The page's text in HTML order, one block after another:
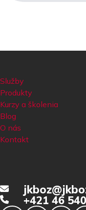
Služby
Produkty
Kurzy a školenia
Blog
O nás
Kontakt
+421 46